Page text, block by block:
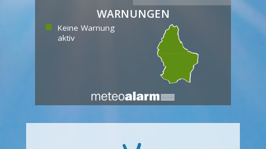
WARNUNGEN
Keine Warnung
aktiv